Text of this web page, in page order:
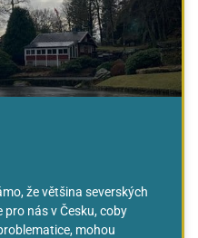
že většina severských
pro nás v Česku, coby
mohou